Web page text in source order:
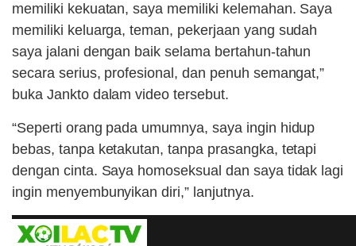
memiliki kekuatan, saya memiliki kelemahan. Saya
memiliki keluarga, teman, pekerjaan yang sudah
saya jalani dengan baik selama bertahun-tahun
secara serius, profesional, dan penuh semangat,”
buka Jankto dalam video tersebut.
“Seperti orang pada umumnya, saya ingin hidup
bebas, tanpa ketakutan, tanpa prasangka, tetapi
dengan cinta. Saya homoseksual dan saya tidak lagi
ingin menyembunyikan diri,” lanjutnya.